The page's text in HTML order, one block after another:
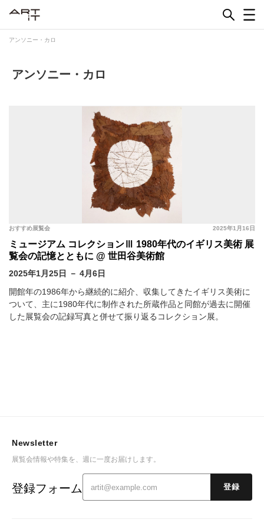
アンソニー・カロ
アンソニー・カロ
2025年1月16日
おすすめ展覧会
ミュージアム コレクションⅢ 1980年代のイギリス美術 展
覧会の記憶とともに @ 世田谷美術館
2025年1月25日 － 4月6日
開館年の1986年から継続的に紹介、収集してきたイギリス美術に
ついて、主に1980年代に制作された所蔵作品と同館が過去に開催
した展覧会の記録写真と併せて振り返るコレクション展。
Newsletter
展覧会情報や特集を、週に一度お届けします。
登録フォーム 登録